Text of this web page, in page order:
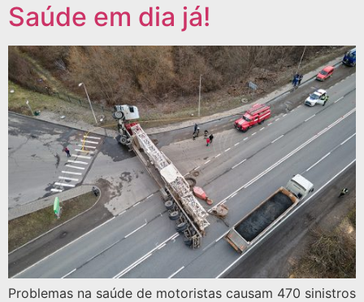
Saúde em dia já!
Problemas na saúde de motoristas causam 470 sinistros